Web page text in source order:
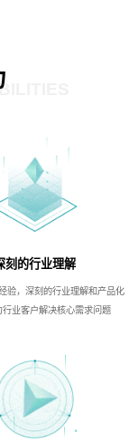
刻的行业理解
验，深刻的行业理解和产品化
行业客户解决核心需求问题